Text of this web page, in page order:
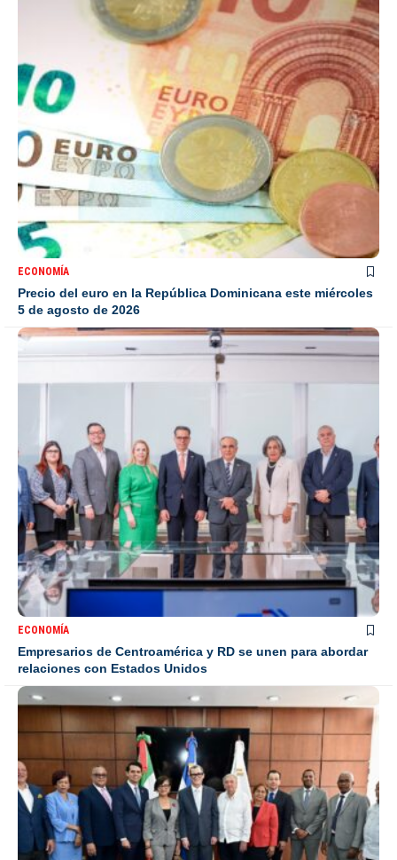
ECONOMÍA
Precio del euro en la República Dominicana este miércoles
5 de agosto de 2026
ECONOMÍA
Empresarios de Centroamérica y RD se unen para abordar
relaciones con Estados Unidos